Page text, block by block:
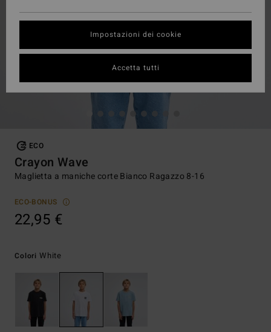
ECO
Crayon Wave
Maglietta a maniche corte Bianco Ragazzo 8-16
ECO-BONUS
22,95 €
Colori White
Impostazioni dei cookie
Accetta tutti